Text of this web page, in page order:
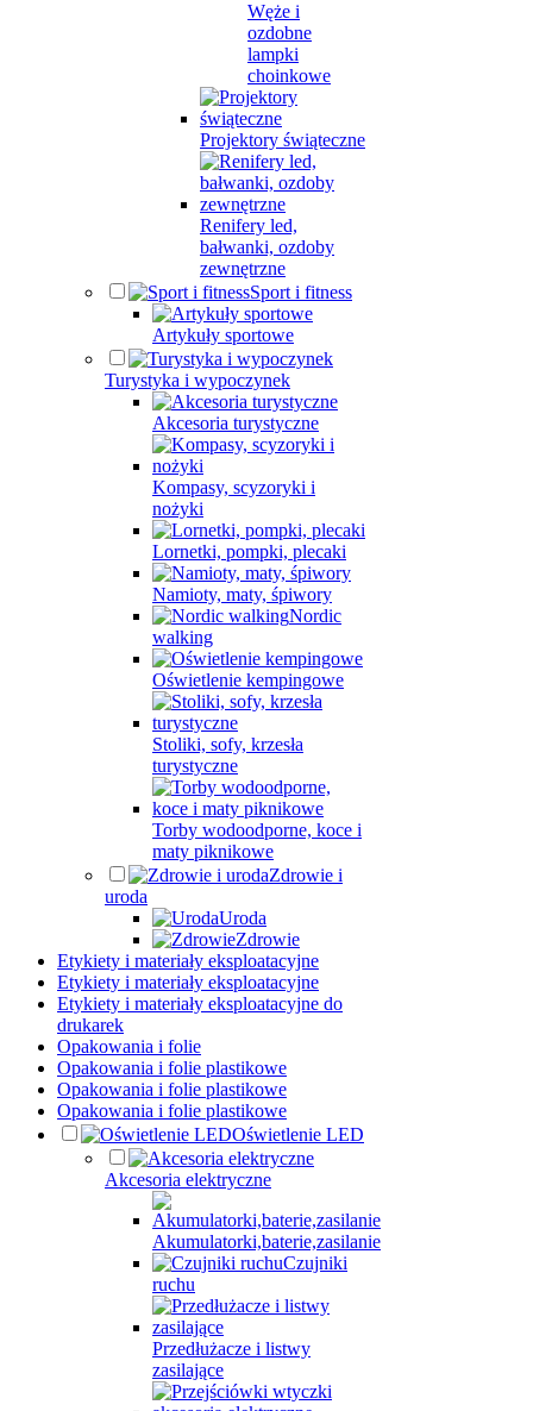
Węże i
ozdobne
lampki
choinkowe
Projektory świąteczne
Renifery led,
bałwanki, ozdoby
zewnętrzne
Sport i fitness
Artykuły sportowe
Turystyka i wypoczynek
Akcesoria turystyczne
Kompasy, scyzoryki i
nożyki
Lornetki, pompki, plecaki
Namioty, maty, śpiwory
Nordic
walking
Oświetlenie kempingowe
Stoliki, sofy, krzesła
turystyczne
Torby wodoodporne, koce i
maty piknikowe
Zdrowie i
uroda
Uroda
Zdrowie
Etykiety i materiały eksploatacyjne
Etykiety i materiały eksploatacyjne
Etykiety i materiały eksploatacyjne do
drukarek
Opakowania i folie
Opakowania i folie plastikowe
Opakowania i folie plastikowe
Opakowania i folie plastikowe
Oświetlenie LED
Akcesoria elektryczne
Akumulatorki,baterie,zasilanie
Czujniki
ruchu
Przedłużacze i listwy
zasilające